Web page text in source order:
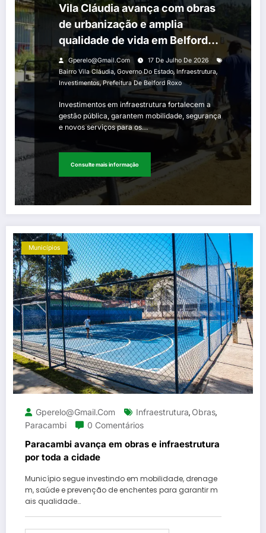
Vila Cláudia avança com obras
de urbanização e amplia
qualidade de vida em Belford
Roxo
Gperelo@gmail.com
17 De Julho De 2026
Bairro Vila Cláudia, Governo Do Estado, Infraestrutura,
Investimentos,Prefeitura De Belford Roxo
Investimentos em infraestrutura fortalecem a
gestão pública, garantem mobilidade, segurança
e novos serviços para os…
Consulte mais informação
Municípios
Gperelo@gmail.com Infraestrutura, Obras,
Paracambi
0 Comentários
Paracambi avança em obras e infraestrutura
por toda a cidade
Município segue investindo em mobilidade, drenage
m, saúde e prevenção de enchentes para garantir m
ais qualidade…